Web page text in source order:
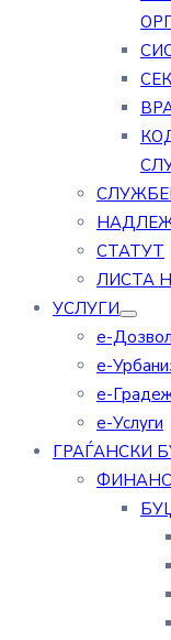
СТАТУТ
ЛИСТА
УСЛУГИ
е-
е-
е-
е-Услуги
ГРАЃАНСКИ